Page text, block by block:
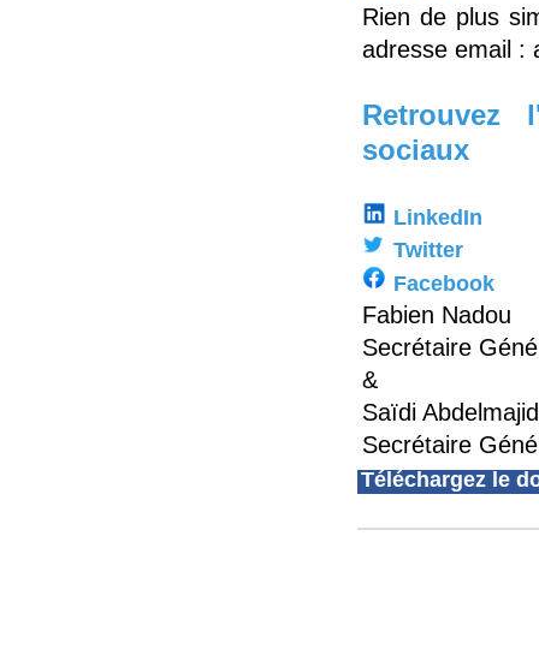
Rien de plus
adresse email :
Retrouvez
sociaux
LinkedIn
Twitter
Facebook
Fabien Nadou
Secrétaire
&
Saïdi Abdelmajid
Secrétaire
Téléchargez le